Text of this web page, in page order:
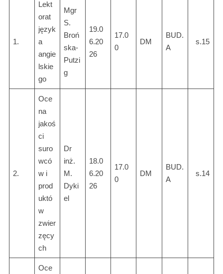
1.
Lekt
orat
język
a
angie
lskie
go
Mgr
S.
Broń
ska-
Putzi
g
19.0
6.20
26
17.0
0
DM
BUD.
A
s.15
2.
Oce
na
jakoś
ci
suro
wcó
w i
prod
uktó
w
zwier
zęcy
ch
Dr
inż.
M.
Dyki
el
18.0
6.20
26
17.0
0
DM
BUD.
A
s.14
Oce